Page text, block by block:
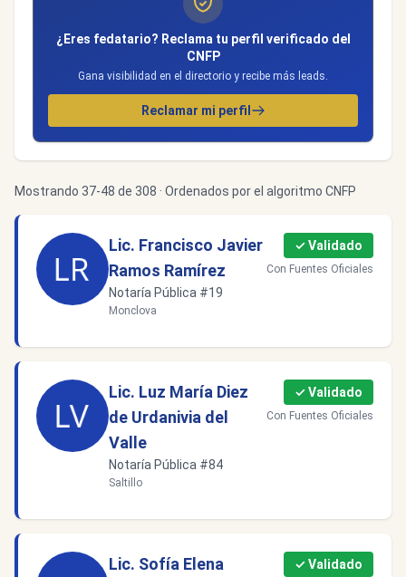
¿Eres fedatario? Reclama tu perfil verificado del
CNFP
Gana visibilidad en el directorio y recibe más leads.
Reclamar mi perfil
Mostrando 37-48 de 308 · Ordenados por el algoritmo CNFP
Lic. Francisco Javier
Ramos Ramírez
Notaría Pública #19
Monclova
✓ Validado
Con Fuentes Oficiales
Lic. Luz María Diez
de Urdanivia del
Valle
Notaría Pública #84
Saltillo
✓ Validado
Con Fuentes Oficiales
Lic. Sofía Elena
✓ Validado